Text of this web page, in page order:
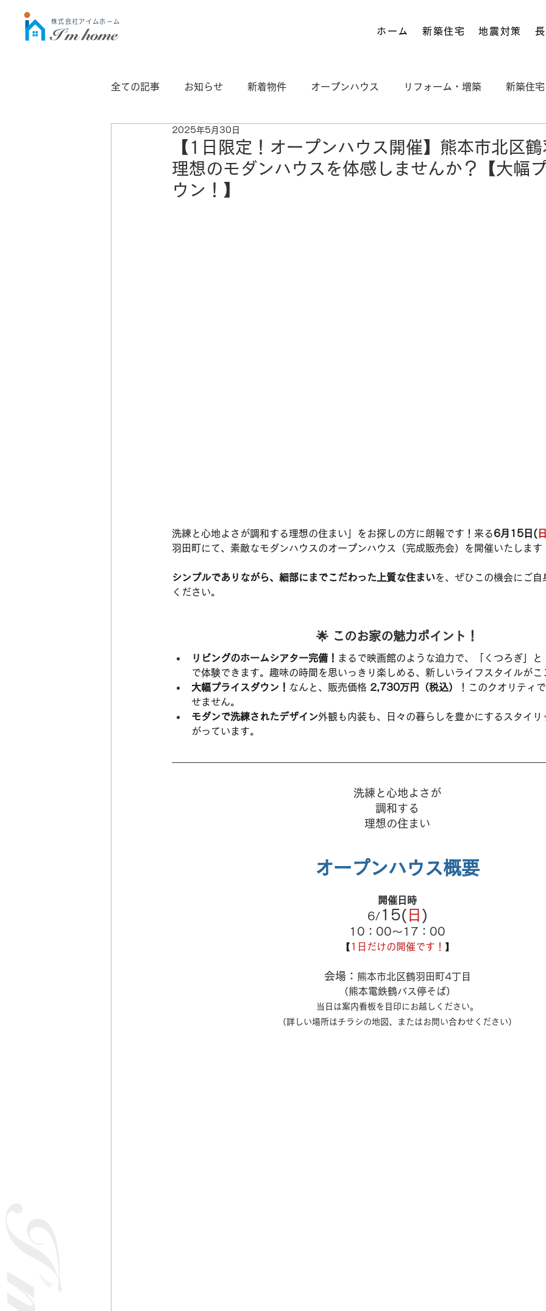
株式会社アイムホーム
ホーム 新築住宅 地震対策
全ての記事 お知らせ 新着物件 オープンハウス リフォーム・増築 新築住宅
casa
【1日限定！オープンハウス開催】熊本市北区
理想のモダンハウスを体感しませんか？【大幅
ウン！】
2025年5月30日
洗練と心地よさが調和する理想の住まい」をお探しの方に朗報です！来る6月15日( 日
羽田町にて、素敵なモダンハウスのオープンハウス（完成販売会）を開催いたします
シンプルでありながら、細部にまでこだわった上質な住まいを、ぜひこの機会にご自
ください。
🌟 このお家の魅力ポイント！
リビングのホームシアター完備！ まるで映画館のような迫力で、「くつろぎ」と
で体験できます。趣味の時間を思いっきり楽しめる、新しいライフスタイルがこ
大幅プライスダウン！ なんと、販売価格 2,730万円（税込）
！このクオリティ
せません。
モダンで洗練されたデザイン外観も内装も、日々の暮らしを豊かにするスタイリ
がっています。
洗練と心地よさが
調和する
理想の住まい
オープンハウス概要
開催日時
6/15( 日 )
10：00～17：00
【1日だけの開催です！ 】
会場： 熊本市北区鶴羽田町4丁目
（熊本電鉄鶴バス停そば）
当日は案内看板を目印にお越しください。
（詳しい場所はチラシの地図、またはお問い合わせください）